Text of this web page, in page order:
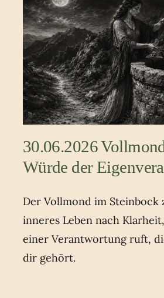
30.06.2026
Würde der
Der Vollmond im Steinbock
inneres Leben nach
einer Verantwortung ruft,
dir gehört.